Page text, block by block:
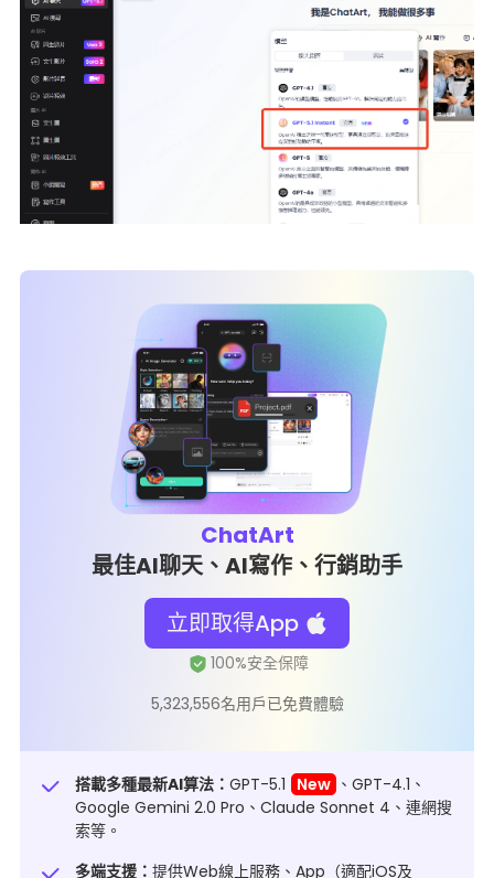
ChatArt
最佳AI聊天、AI寫作、行銷助手
立即取得App
5,323,556名用戶已免費體驗
搭載多種最新AI算法： GPT-5.1 New 、GPT-4.1、
Google Gemini 2.0 Pro、Claude Sonnet 4、連網搜
索等。
多端支援： 提供Web線上服務、App（適配iOS及